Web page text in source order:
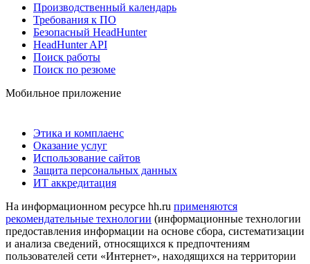
Производственный календарь
Требования к ПО
Безопасный HeadHunter
HeadHunter API
Поиск работы
Поиск по резюме
Мобильное приложение
Этика и комплаенс
Оказание услуг
Использование сайтов
Защита персональных данных
ИТ аккредитация
На информационном ресурсе hh.ru применяются
рекомендательные технологии (информационные технологии
предоставления информации на основе сбора, систематизации
и анализа сведений, относящихся к предпочтениям
пользователей сети «Интернет», находящихся на территории